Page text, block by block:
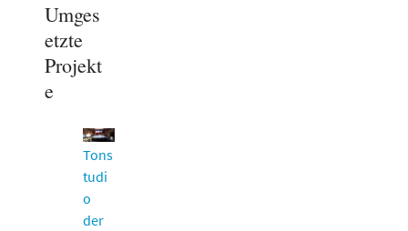
Umges
etzte
Projekt
e
Tons
tudi
o
der